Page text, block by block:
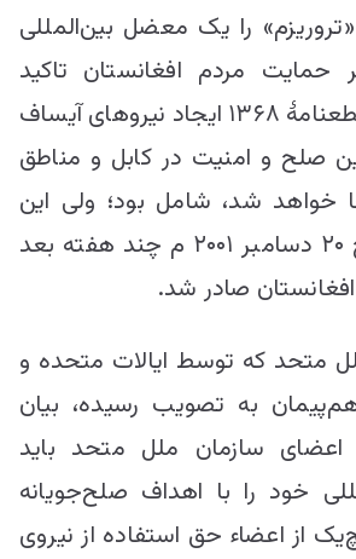
۱۳۷۳، «تروریزم» را یک معضل بین‌المللی
حمایت مردم افغانستان تاکید
می‌ورزید. اما در قطعنامۀ ۱۳۶۸ ایجاد نیروهای آیساف
صلح و امنیت در کابل و مناطق
خواهد شد، شامل بود؛ ولی این
قطعنامه به تاریخ ۲۰ دسامبر ۲۰۰۱ م چند هفته بعد
افغانستان صادر شد.
متحد که توسط ایالات متحده و
به تصویب رسیده، بیان
سازمان ملل متحد باید
خود را با اهداف صلح‌جویانه
از اعضاء حق استفاده از نیروی